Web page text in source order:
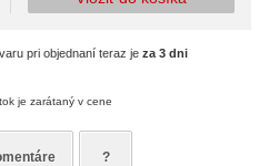
pri objednaní teraz je za 3 dni
je zarátaný v cene
?